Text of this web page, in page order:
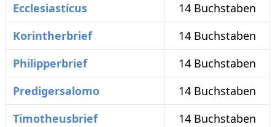
Ecclesiasticus
14 Buchstaben
Korintherbrief
14 Buchstaben
Philipperbrief
14 Buchstaben
Predigersalomo
14 Buchstaben
Timotheusbrief
14 Buchstaben